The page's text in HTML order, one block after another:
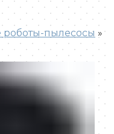
роботы-пылесосы »